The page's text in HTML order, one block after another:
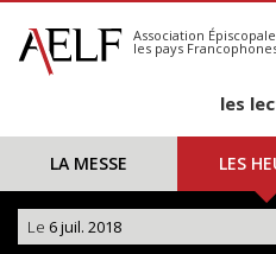
S'abonner
Calendrier
Association
les pays
les
LA MESSE LES
Le 6 juil. 2018